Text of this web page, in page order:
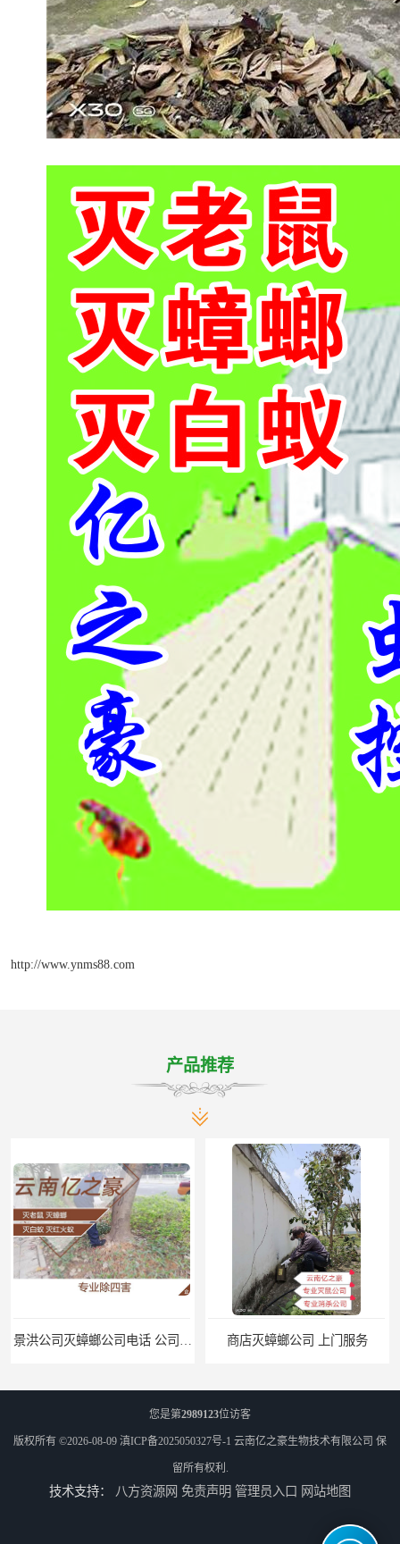
http://www.ynms88.com
产品推荐
商店灭蟑螂公司 上门服务
您是第2989123位访客
版权所有 ©2026-08-09 滇ICP备2025050327号-1 云南亿之豪生物技术有限公司 保
留所有权利.
技术支持： 八方资源网 免责声明 管理员入口 网站地图